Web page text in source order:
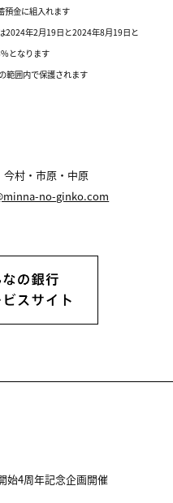
預金に組入れます
2024年2月19日と2024年8月19日と
となります
範囲内で保護されます
村・市原・中原
no-ginko.com
始4周年記念企画開催